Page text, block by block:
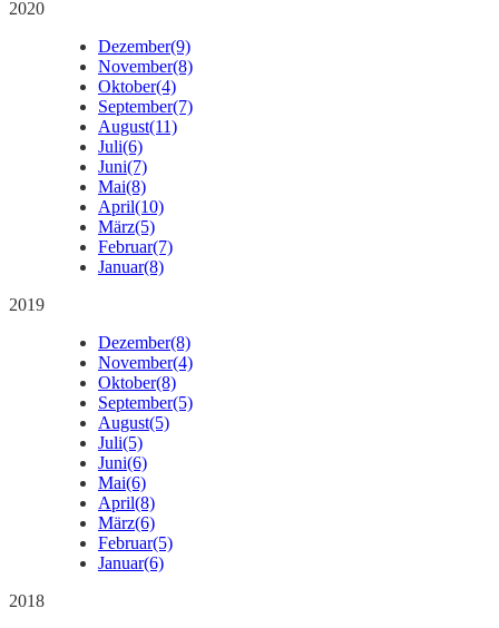
2020
Dezember(9)
November(8)
Oktober(4)
September(7)
August(11)
Juli(6)
Juni(7)
Mai(8)
April(10)
März(5)
Februar(7)
Januar(8)
2019
Dezember(8)
November(4)
Oktober(8)
September(5)
August(5)
Juli(5)
Juni(6)
Mai(6)
April(8)
März(6)
Februar(5)
Januar(6)
2018